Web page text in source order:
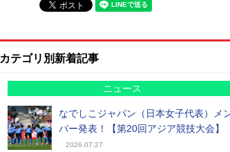
カテゴリ別新着記事
ニュース
なでしこジャパン（日本女子代表）メ
バー発表！【第20回アジア競技大会】
2026.07.27